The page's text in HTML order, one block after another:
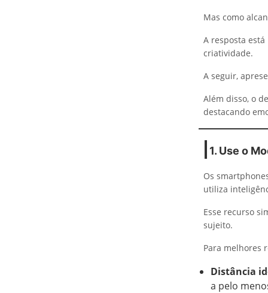
Mas como
A resposta
criatividade.
A seguir,
Além disso, o
destacando
1. Use o
Os
utiliza
Esse recurso
sujeito.
Para melhores
Distância
a pelo